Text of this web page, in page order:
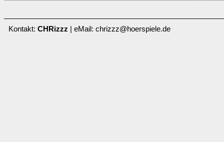
Kontakt: CHRizzz | eMail: chrizzz@hoerspiele.de